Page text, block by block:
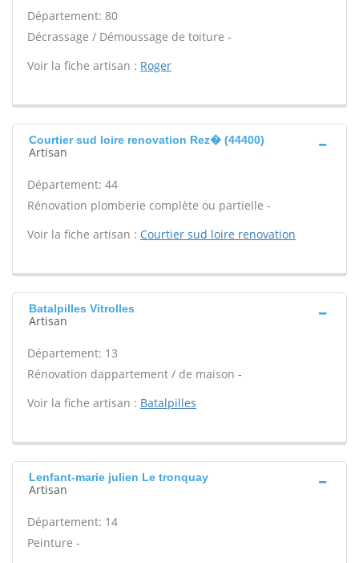
Département: 80
Décrassage / Démoussage de toiture -
Voir la fiche artisan : Roger
Courtier sud loire renovation Rez� (44400)
Artisan
Département: 44
Rénovation plomberie complète ou partielle -
Voir la fiche artisan : Courtier sud loire renovation
Batalpilles Vitrolles
Artisan
Département: 13
Rénovation dappartement / de maison -
Voir la fiche artisan : Batalpilles
Lenfant-marie julien Le tronquay
Artisan
Département: 14
Peinture -